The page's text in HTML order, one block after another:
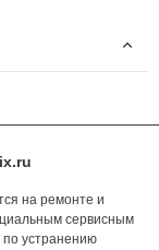
на ремонте и
сервисным
по устранению